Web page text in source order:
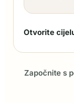
Otvorite
Započnite s